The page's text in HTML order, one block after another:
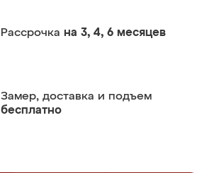
Рассрочка на 3, 4, 6 месяцев
Замер, доставка и подъем
бесплатно